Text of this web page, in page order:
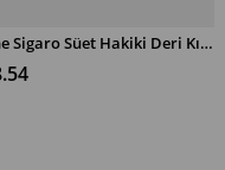
TO CART Rolene Sigaro Süet Hakiki Deri Kısa Topuklu Kadın Çizme